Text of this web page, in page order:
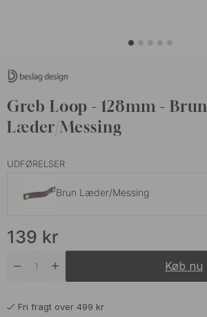
Greb Loop - 128mm - Brun
Læder/Messing
UDFØRELSER
Brun Læder/Messing
Sort Læder/Krom
139 kr
Køb nu
Fri fragt over 499 kr